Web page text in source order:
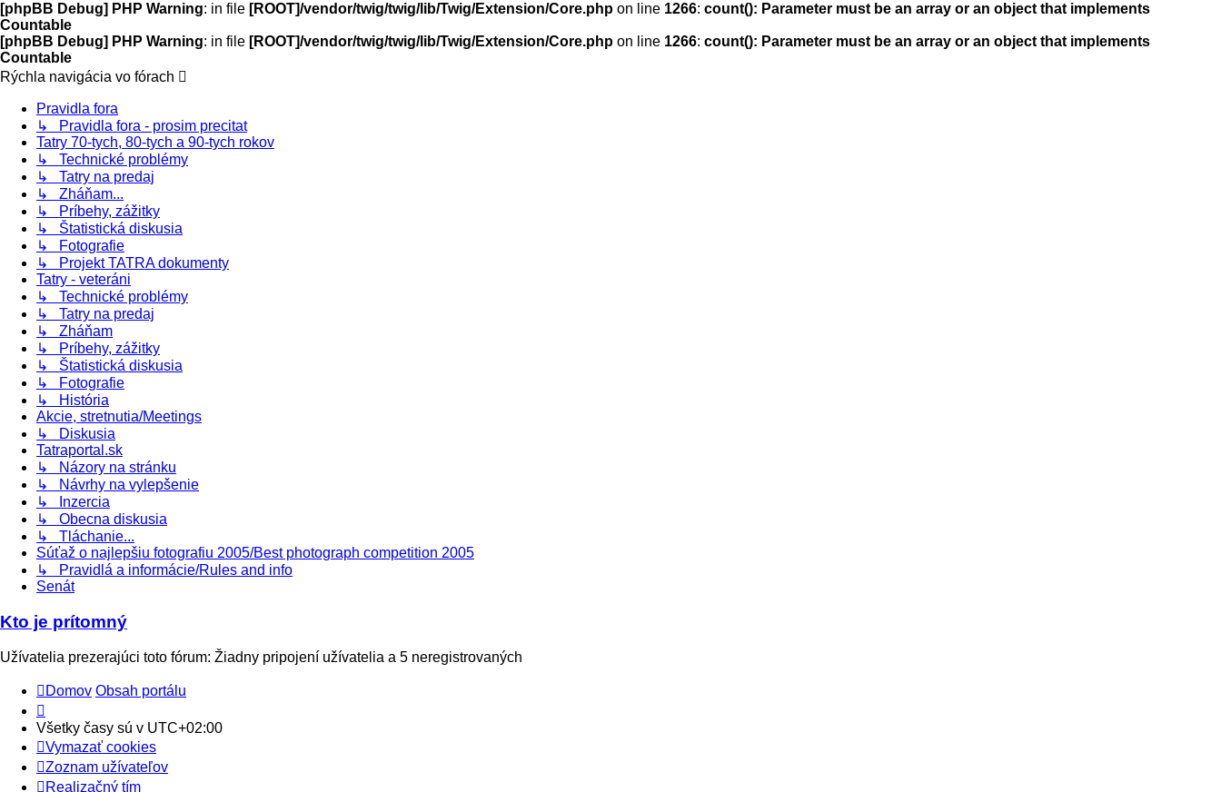
[phpBB Debug] PHP Warning: in file [ROOT]/vendor/twig/twig/lib/Twig/Extension/Core.php on line 1266: count(): Parameter must be an array or an object that implements
Countable
[phpBB Debug] PHP Warning: in file [ROOT]/vendor/twig/twig/lib/Twig/Extension/Core.php on line 1266: count(): Parameter must be an array or an object that implements
Countable
Rýchla navigácia vo fórach
Pravidla fora
↳ Pravidla fora - prosim precitat
Tatry 70-tych, 80-tych a 90-tych rokov
↳ Technické problémy
↳ Tatry na predaj
↳ Zháňam...
↳ Príbehy, zážitky
↳ Štatistická diskusia
↳ Fotografie
↳ Projekt TATRA dokumenty
Tatry - veteráni
↳ Technické problémy
↳ Tatry na predaj
↳ Zháňam
↳ Príbehy, zážitky
↳ Štatistická diskusia
↳ Fotografie
↳ História
Akcie, stretnutia/Meetings
↳ Diskusia
Tatraportal.sk
↳ Názory na stránku
↳ Návrhy na vylepšenie
↳ Inzercia
↳ Obecna diskusia
↳ Tláchanie...
Súťaž o najlepšiu fotografiu 2005/Best photograph competition 2005
↳ Pravidlá a informácie/Rules and info
Senát
Kto je prítomný
Užívatelia prezerajúci toto fórum: Žiadny pripojení užívatelia a 5 neregistrovaných
Domov Obsah portálu
Všetky časy sú v UTC+02:00
Vymazať cookies
Zoznam užívateľov
Realizačný tím